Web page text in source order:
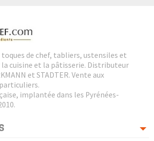
de chef, tabliers, ustensiles et
cuisine et la pâtisserie. Distributeur
et STADTER. Vente aux
implantée dans les Pyrénées-